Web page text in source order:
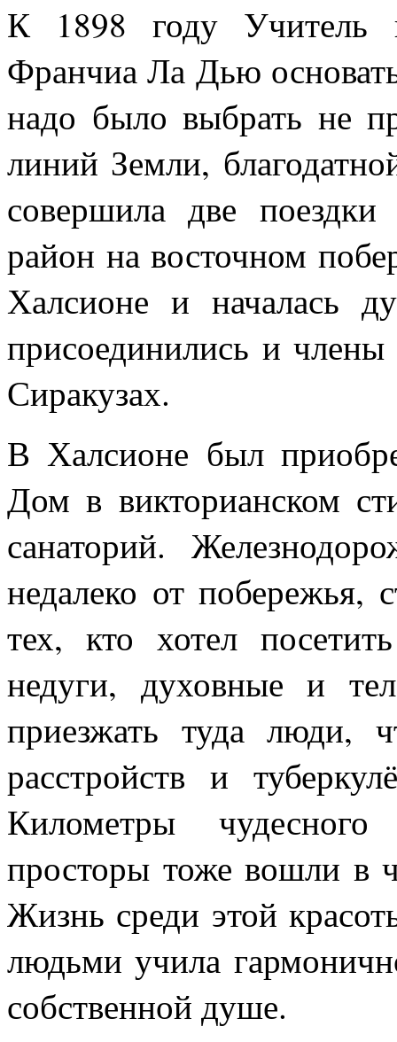
К 1898 году Учитель
Франчиа Ла Дью
надо было выбрать не
линий Земли,
совершила две
район на восточном
Халсионе и началась
присоединились и
Сиракузах.
В Халсионе был
Дом в викторианском
санаторий.
недалеко от побережья,
тех, кто хотел
недуги, духовные и
приезжать туда люди,
расстройств и
Километры
просторы тоже вошли в
Жизнь среди этой
людьми учила
собственной душе.